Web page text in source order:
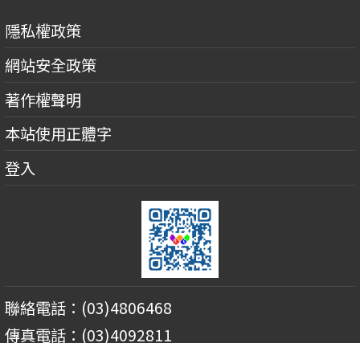
隱私權政策
網站安全政策
著作權聲明
本站使用正體字
登入
聯絡電話：(03)4806468
傳真電話：(03)4092811